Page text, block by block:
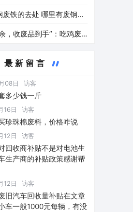
去处 哪里有废钢废
，收废品到手”：吃鸡废
最新留言
08日 访客
多少钱一斤
16日 访客
珍珠棉废料，价格咋说
12日 访客
回收商补贴不是对电池生
生产商的补贴政策感谢帮
12日 访客
旧汽车回收量补贴在文章
车一般1000元每辆，有没